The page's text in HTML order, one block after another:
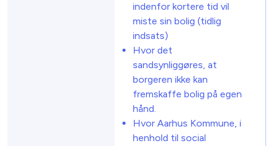
indenfor kortere tid vil
miste sin bolig (tidlig
indsats)
Hvor det
sandsynliggøres, at
borgeren ikke kan
fremskaffe bolig på egen
hånd.
Hvor Aarhus Kommune, i
henhold til social